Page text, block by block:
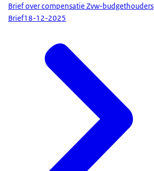
Brief over compensatie Zvw-budgethouders
Brief18-12-2025